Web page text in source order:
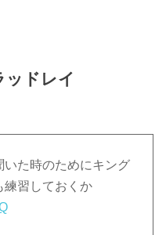
ドレイ
た時のためにキング
練習しておくか